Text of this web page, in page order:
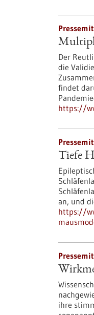
Der
die
findet
https://
Tiefe
an, und
https://
ihre